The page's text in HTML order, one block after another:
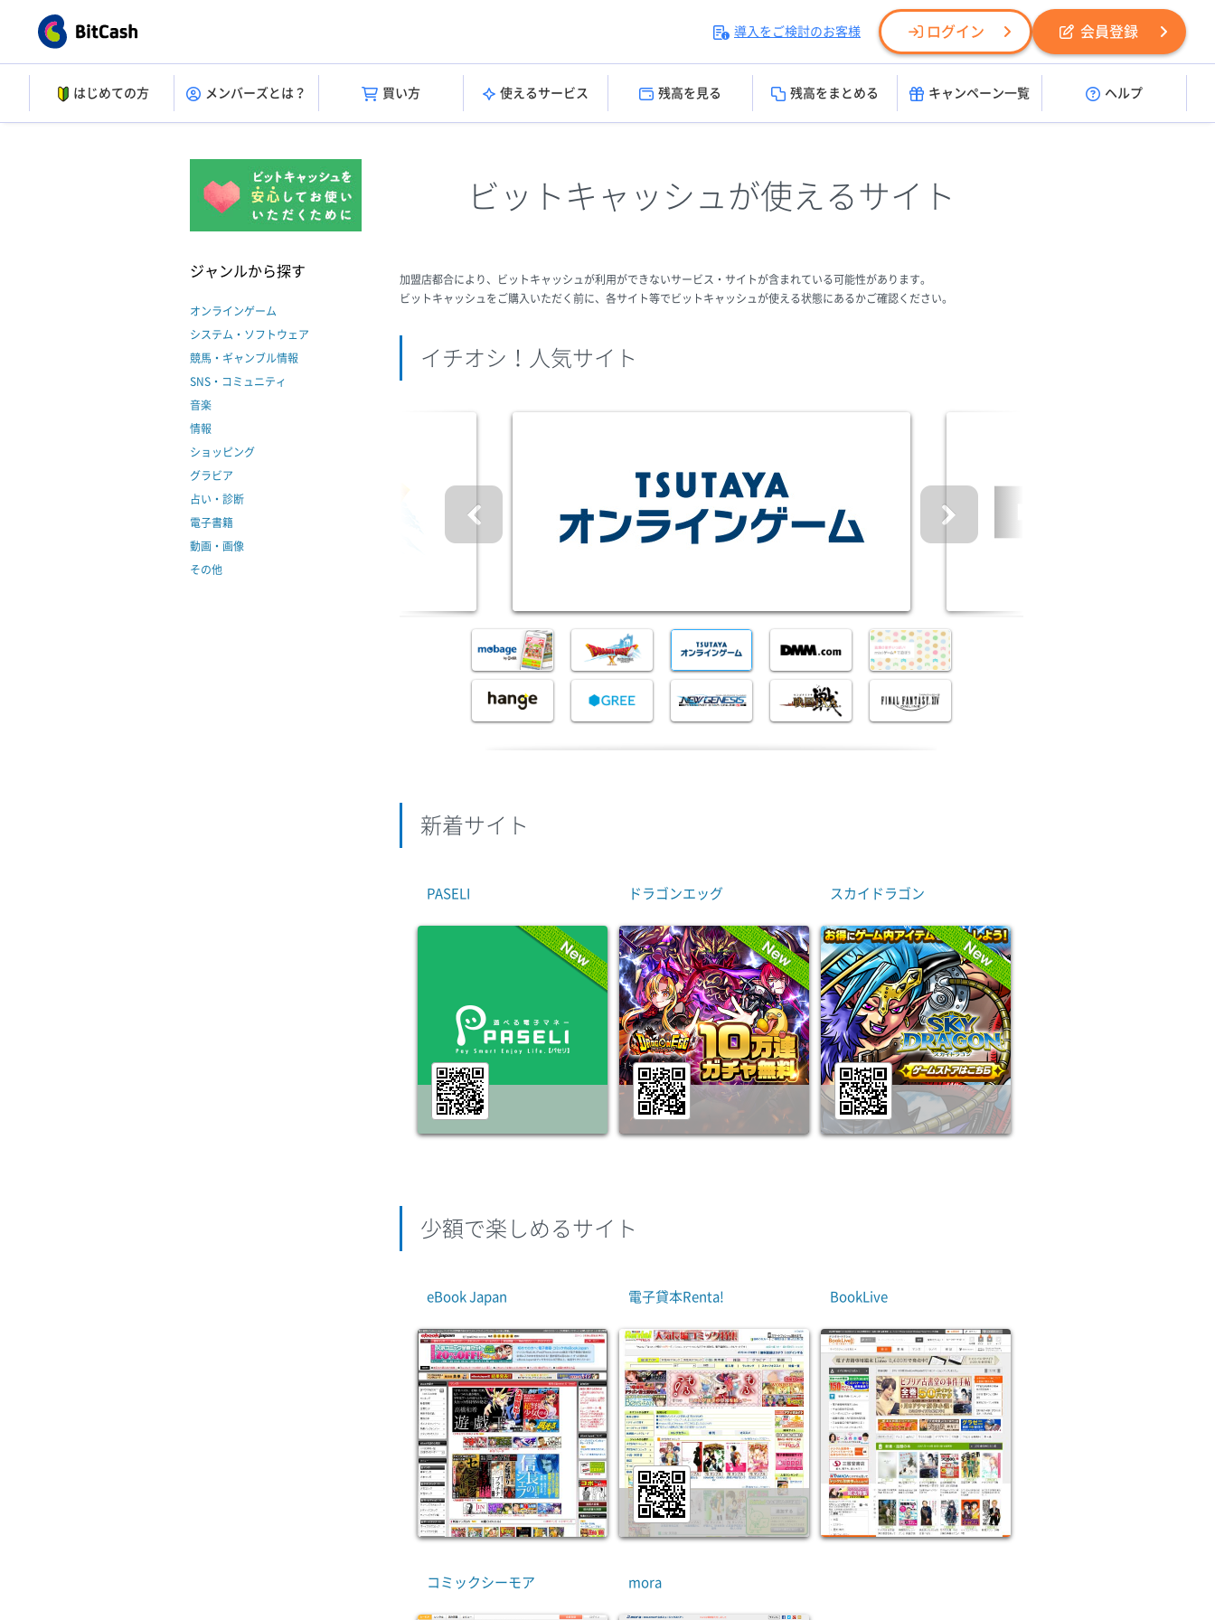
導入をご検討のお客様 ログイン 会員登録
はじめての方 メンバーズとは？ 買い方 使えるサービス 残高を見る 残高をまとめる キャンペーン一覧 ヘルプ
ビットキャッシュが使えるサイト
加盟店都合により、ビットキャッシュが利用ができないサービス・サイトが含まれている可能性があります。
ビットキャッシュをご購入いただく前に、各サイト等でビットキャッシュが使える状態にあるかご確認ください。
イチオシ！人気サイト
新着サイト
PASELI ドラゴンエッグ スカイドラゴン
少額で楽しめるサイト
eBook Japan 電子貸本Renta! BookLive
コミックシーモア mora
ジャンルから探す
オンラインゲーム
システム・ソフトウェア
競馬・ギャンブル情報
SNS・コミュニティ
音楽
情報
ショッピング
グラビア
占い・診断
電子書籍
動画・画像
その他